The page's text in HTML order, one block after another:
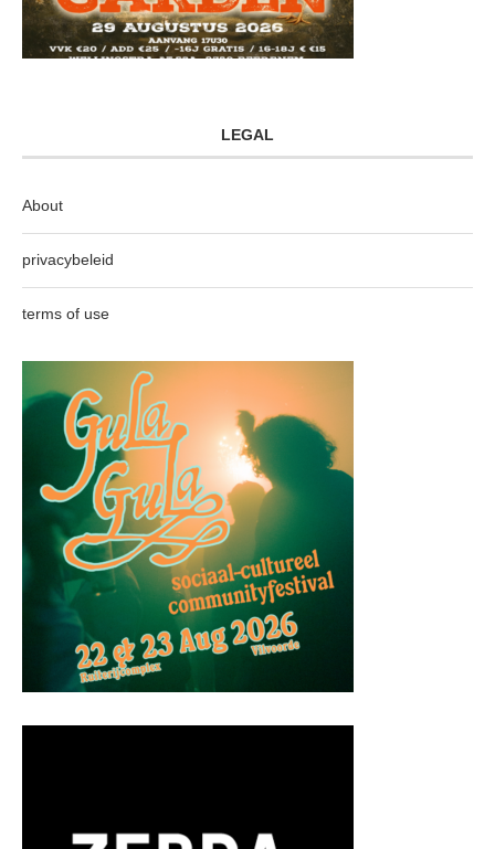
LEGAL
About
privacybeleid
terms of use